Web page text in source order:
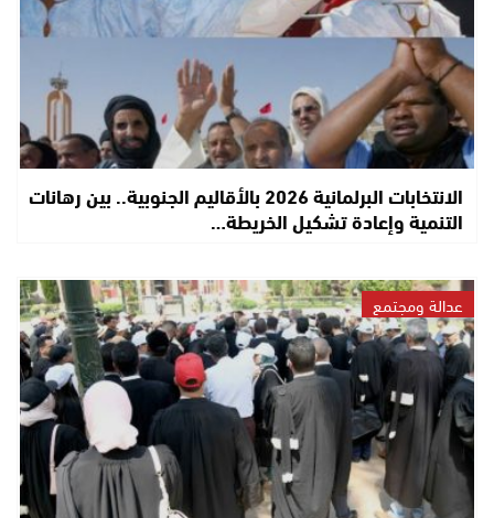
الانتخابات البرلمانية 2026 بالأقاليم الجنوبية.. بين رهانات
التنمية وإعادة تشكيل الخريطة…
عدالة ومجتمع